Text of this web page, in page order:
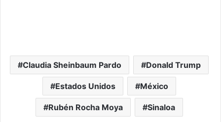
Claudia Sheinbaum Pardo Donald Trump
Estados Unidos México
Rubén Rocha Moya Sinaloa